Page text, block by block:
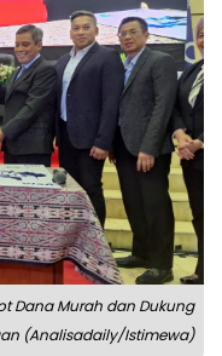
Dana Murah dan Dukung
(Analisadaily/Istimewa)